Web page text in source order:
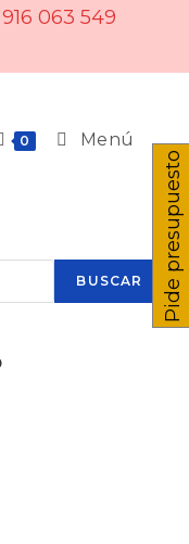
916 063 549
0 Menú
BUSCAR Pide presupuesto